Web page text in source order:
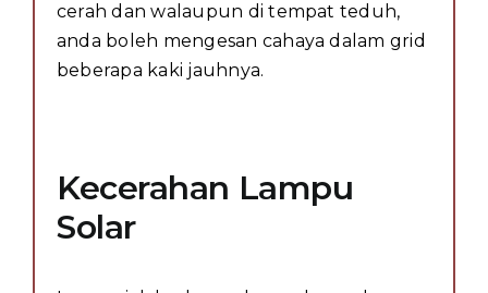
cerah dan walaupun di tempat teduh,
anda boleh mengesan cahaya dalam grid
beberapa kaki jauhnya.
Kecerahan Lampu
Solar